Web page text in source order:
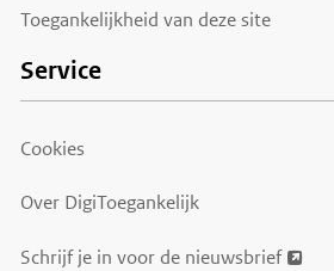
Toegankelijkheid van deze site
Service
Cookies
Over DigiToegankelijk
Schrijf je in voor de nieuwsbrief